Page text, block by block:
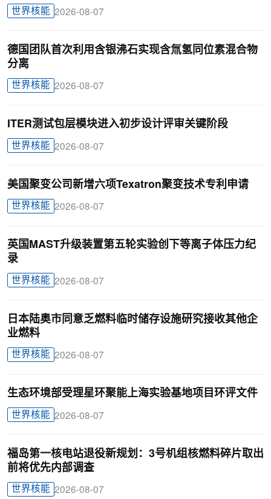
世界核能 2026-08-07
德国团队首次利用含银沸石实现含氚氢同位素混合物
分离
世界核能 2026-08-07
ITER测试包层模块进入初步设计评审关键阶段
世界核能 2026-08-07
美国聚变公司新增六项Texatron聚变技术专利申请
世界核能 2026-08-07
英国MAST升级装置第五轮实验创下等离子体压力纪
录
世界核能 2026-08-07
日本陆奥市同意乏燃料临时储存设施研究接收其他企
业燃料
世界核能 2026-08-07
生态环境部受理星环聚能上海实验基地项目环评文件
世界核能 2026-08-07
福岛第一核电站退役新规划：3号机组核燃料碎片取出
前将优先内部调查
世界核能 2026-08-07